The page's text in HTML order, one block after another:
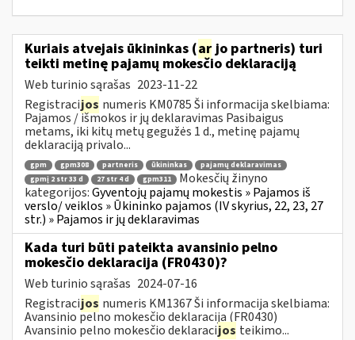
Kuriais atvejais ūkininkas (arjo partneris) turi
teikti metinę pajamų mokesčio deklaraciją
Web turinio sąrašas 2023-11-22
Registracijos numeris KM0785 Ši informacija skelbiama:
Pajamos / išmokos ir jų deklaravimas Pasibaigus
metams, iki kitų metų gegužės 1 d., metinę pajamų
deklaraciją privalo...
gpm gpm308 partneris ūkininkas
pajamų deklaravimas
gpmį 2 str 33 d
27 str 4 d gpm311
Mokesčių žinyno
kategorijos:Gyventojų pajamų mokestis » Pajamos iš
verslo/ veiklos » Ūkininko pajamos (IV skyrius, 22, 23, 27
str.) » Pajamos ir jų deklaravimas
Kada turi būti pateikta avansinio pelno
mokesčio deklaracija (FR0430)?
Web turinio sąrašas 2024-07-16
Registracijos numeris KM1367 Ši informacija skelbiama:
Avansinio pelno mokesčio deklaracija (FR0430)
Avansinio pelno mokesčio deklaracijos teikimo...